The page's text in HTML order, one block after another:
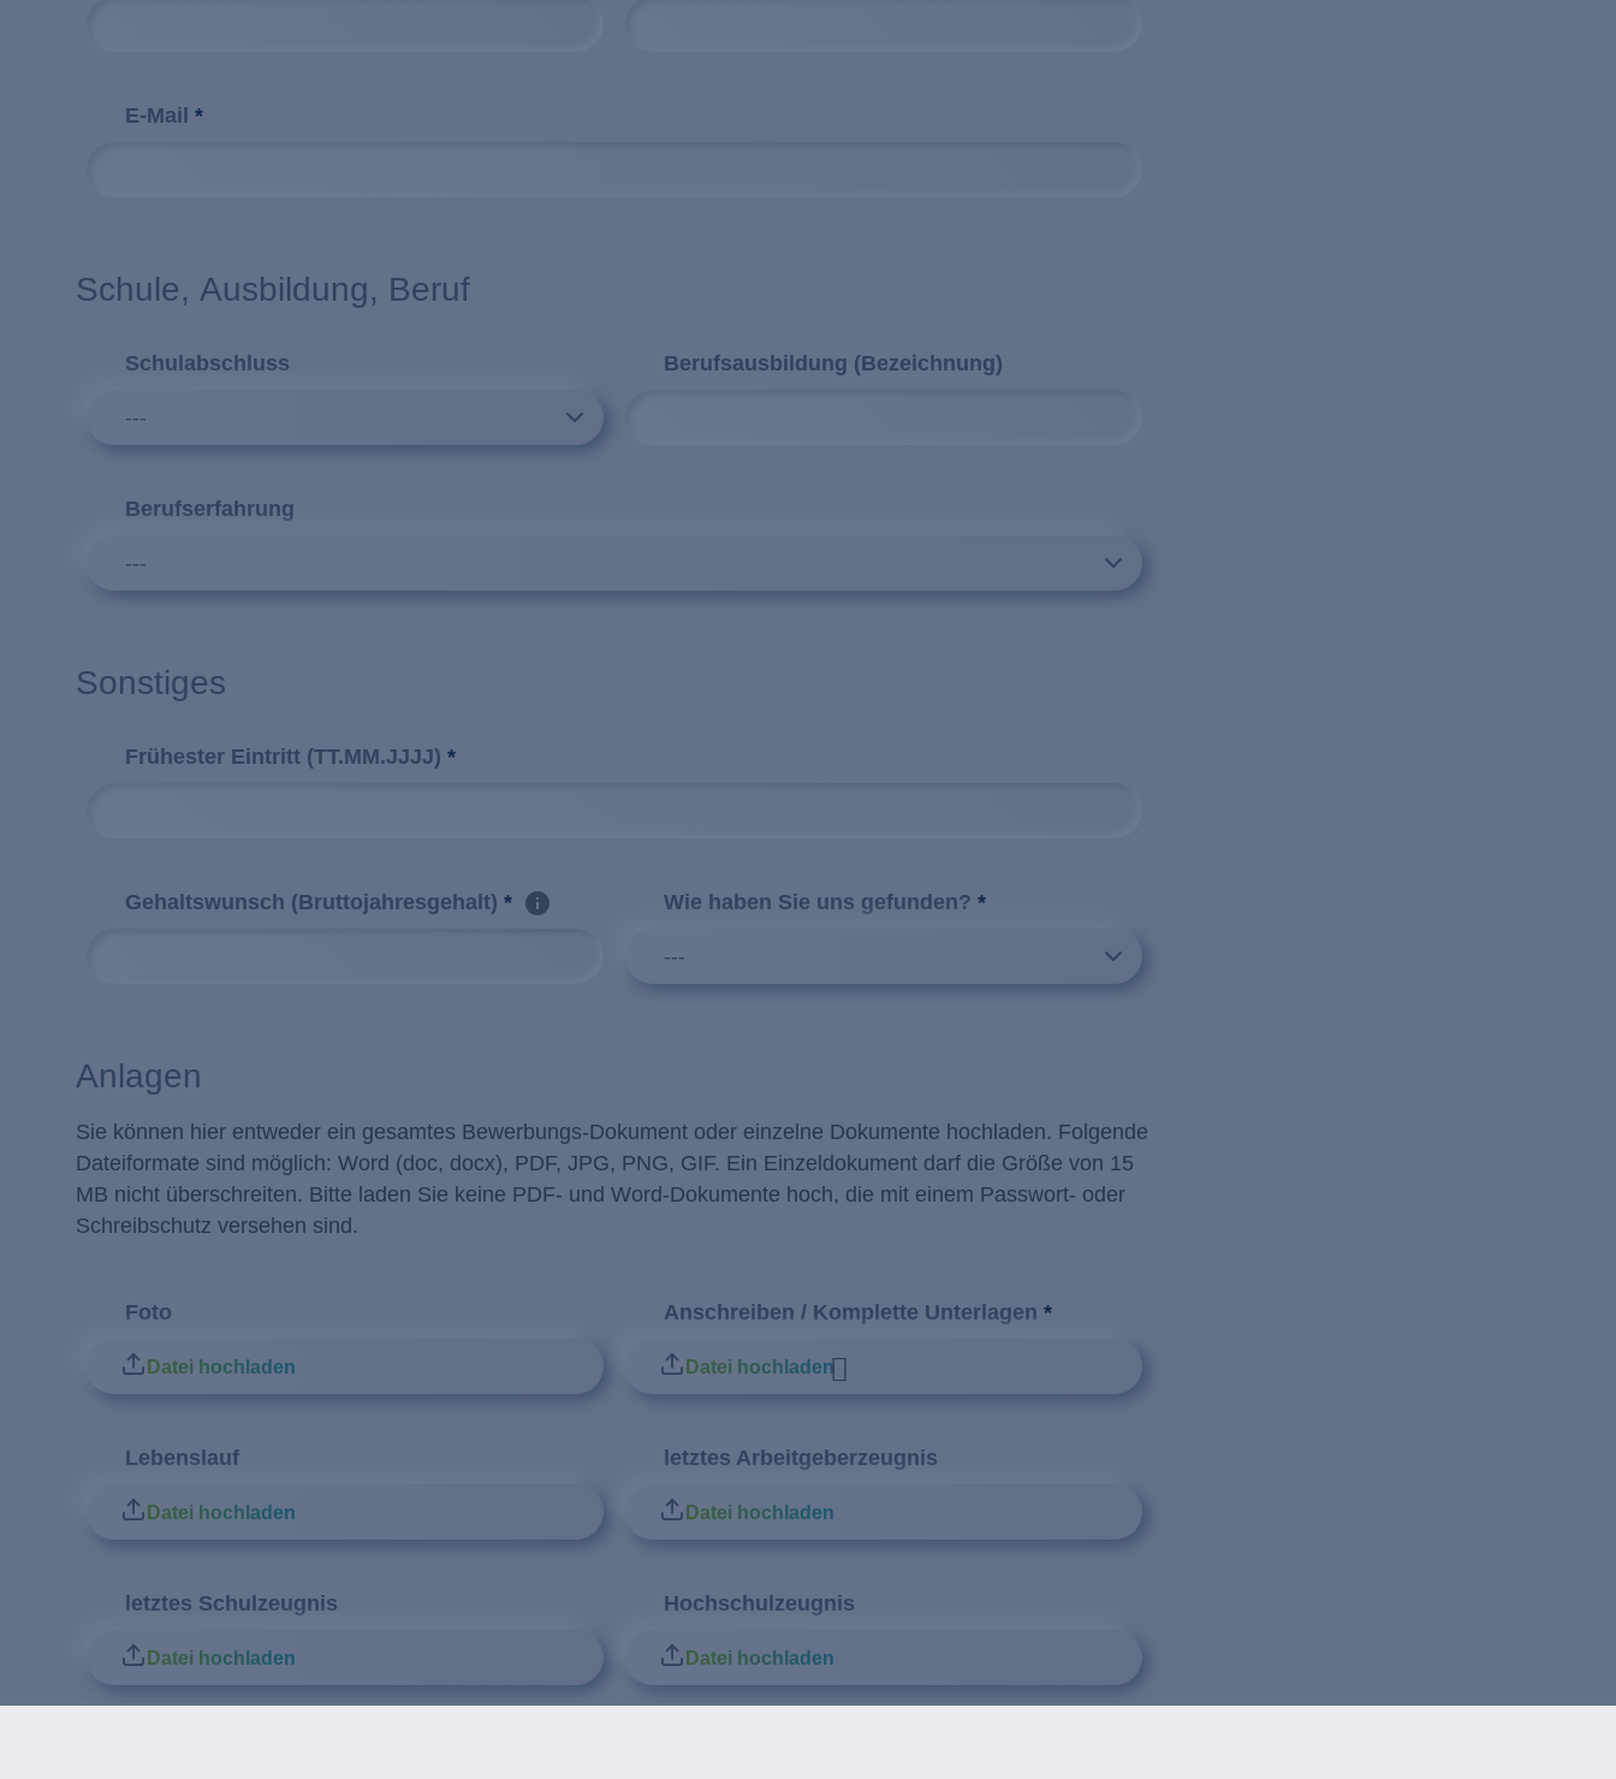
E-Mail *
Schule, Ausbildung, Beruf
Schulabschluss
---
Berufsausbildung (Bezeichnung)
Berufserfahrung
---
Sonstiges
Frühester Eintritt (TT.MM.JJJJ) *
Gehaltswunsch (Bruttojahresgehalt) * Wie haben Sie uns gefunden? *
---
Anlagen
Sie können hier entweder ein gesamtes Bewerbungs-Dokument oder einzelne Dokumente hochladen. Folgende
Dateiformate sind möglich: Word (doc, docx), PDF, JPG, PNG, GIF. Ein Einzeldokument darf die Größe von 15
MB nicht überschreiten. Bitte laden Sie keine PDF- und Word-Dokumente hoch, die mit einem Passwort- oder
Schreibschutz versehen sind.
Foto
Datei hochladen
Anschreiben / Komplette Unterlagen *
Datei hochladen
Lebenslauf
Datei hochladen
letztes Arbeitgeberzeugnis
Datei hochladen
letztes Schulzeugnis
Datei hochladen
Hochschulzeugnis
Datei hochladen